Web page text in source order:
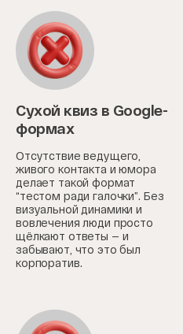
Сухой квиз в Google-
формах
Отсутствие ведущего,
живого контакта и юмора
делает такой формат
“тестом ради галочки”. Без
визуальной динамики и
вовлечения люди просто
щёлкают ответы — и
забывают, что это был
корпоратив.